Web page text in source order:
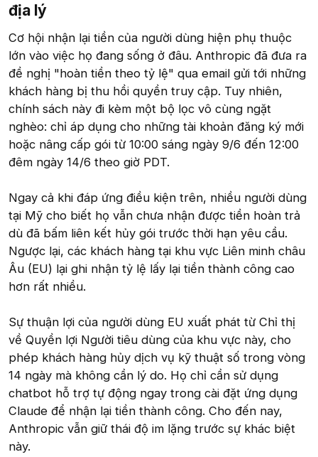
địa lý​
Cơ hội nhận lại tiền của người dùng hiện phụ thuộc
lớn vào việc họ đang sống ở đâu. Anthropic đã đưa ra
đề nghị "hoàn tiền theo tỷ lệ" qua email gửi tới những
khách hàng bị thu hồi quyền truy cập. Tuy nhiên,
chính sách này đi kèm một bộ lọc vô cùng ngặt
nghèo: chỉ áp dụng cho những tài khoản đăng ký mới
hoặc nâng cấp gói từ 10:00 sáng ngày 9/6 đến 12:00
đêm ngày 14/6 theo giờ PDT.
Ngay cả khi đáp ứng điều kiện trên, nhiều người dùng
tại Mỹ cho biết họ vẫn chưa nhận được tiền hoàn trả
dù đã bấm liên kết hủy gói trước thời hạn yêu cầu.
Ngược lại, các khách hàng tại khu vực Liên minh châu
Âu (EU) lại ghi nhận tỷ lệ lấy lại tiền thành công cao
hơn rất nhiều.
Sự thuận lợi của người dùng EU xuất phát từ Chỉ thị
về Quyền lợi Người tiêu dùng của khu vực này, cho
phép khách hàng hủy dịch vụ kỹ thuật số trong vòng
14 ngày mà không cần lý do. Họ chỉ cần sử dụng
chatbot hỗ trợ tự động ngay trong cài đặt ứng dụng
Claude để nhận lại tiền thành công. Cho đến nay,
Anthropic vẫn giữ thái độ im lặng trước sự khác biệt
này.